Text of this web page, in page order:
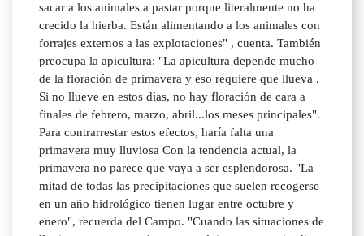
sacar a los animales a pastar porque literalmente no ha
crecido la hierba. Están alimentando a los animales con
forrajes externos a las explotaciones" , cuenta. También
preocupa la apicultura: "La apicultura depende mucho
de la floración de primavera y eso requiere que llueva .
Si no llueve en estos días, no hay floración de cara a
finales de febrero, marzo, abril...los meses principales".
Para contrarrestar estos efectos, haría falta una
primavera muy lluviosa Con la tendencia actual, la
primavera no parece que vaya a ser esplendorosa. "La
mitad de todas las precipitaciones que suelen recogerse
en un año hidrológico tienen lugar entre octubre y
enero", recuerda del Campo. "Cuando las situaciones de